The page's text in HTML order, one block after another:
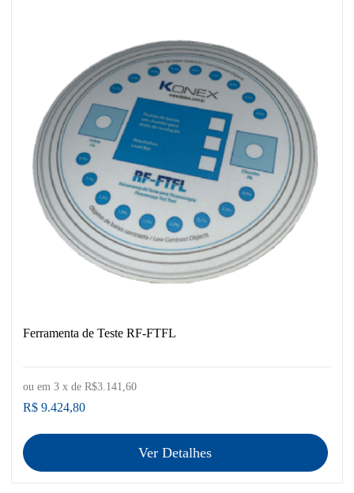
Ferramenta de Teste RF-FTFL
R$ 9.424,80
ou em 3 x de R$3.141,60
Ver Detalhes